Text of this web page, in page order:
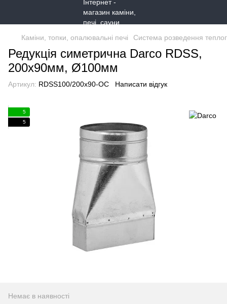
Каміни, топки, опалювальні печі Система розведення
Редукція симетрична Darco RDSS,
200x90мм, Ø100мм
Артикул: RDSS100/200x90-OC Написати відгук
5
5
Немає в наявності